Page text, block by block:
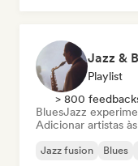
Playlist
> 800
BluesJazz
Adicionar artistas
Jazz fusion Blues